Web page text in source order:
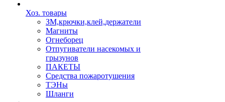
Хоз. товары
ЗМ,крючки,клей,держатели
Магниты
Огнеборец
Отпугиватели насекомых и
грызунов
ПАКЕТЫ
Средства пожаротушения
ТЭНы
Шланги